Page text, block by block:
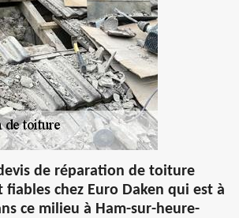
de réparation de toiture
chez Euro Daken qui est à
ce milieu à Ham-sur-heure-